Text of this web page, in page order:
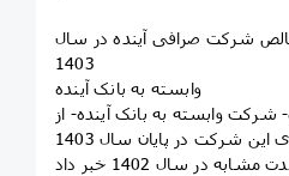
خالص شرکت صرافی آینده در سال
1403
وابسته به بانک آینده
وابسته به بانک آینده- از
افزایش 80 درصدی سودآوری این شرکت در پایان سال 1403